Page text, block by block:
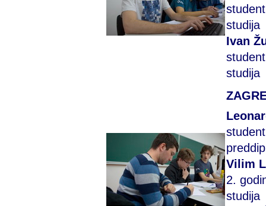
studija
Ivan
studija
Vilim
2.
studija